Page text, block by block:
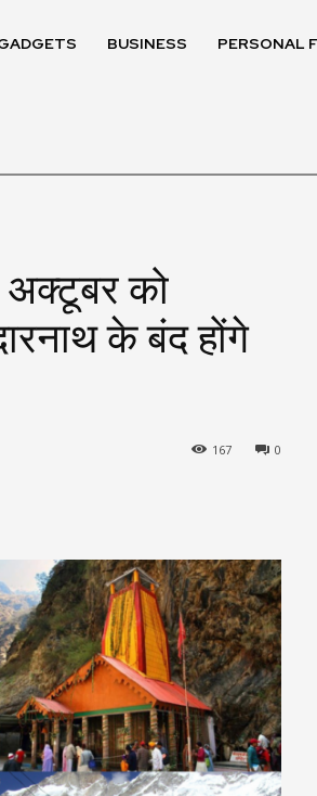
BUSINESS PERSONAL
अक्टूबर को
के बंद होंगे
0
167